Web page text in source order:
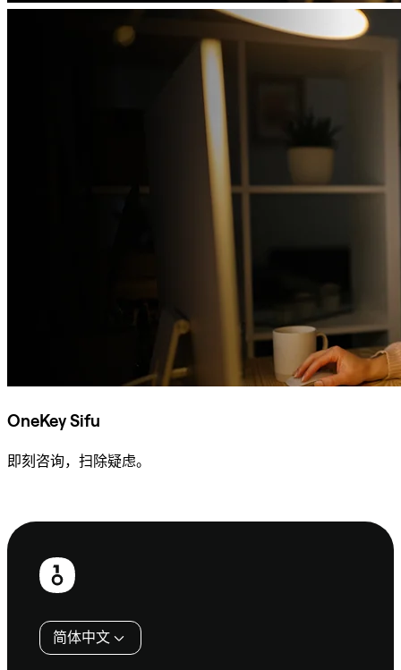
OneKey Sifu
即刻咨询，扫除疑虑。
页
简体中文